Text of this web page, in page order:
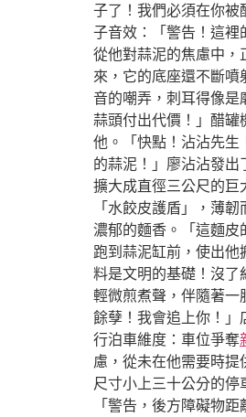
子了！我們必須在你被
子音效：「警告！這裡
從他對蒜泥的焦慮中，
來，它的底座還不斷
音的嘲弄，刺耳得像是
蒜頭付出代價！」醋
他。「快點！沾沾先生
的蒜泥！」廖沾沾發
擴大成直徑三公尺的巨
「水餃皮護盾」，薄
濃郁的麵香。「這麵
跑到蒜泥缸前，使出他
料是文明的基礎！沒了
輕微煎煮聲，伴隨著
餘孽！我會追上你！」
行泊車維度：車位爭奪
慮，從未在他需要時
尺寸小上三十公分的
「警告，後方障礙物